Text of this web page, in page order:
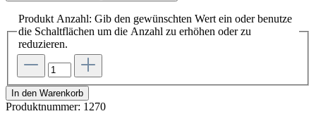
Produkt Anzahl: Gib den gewünschten Wert ein oder benutze
die Schaltflächen um die Anzahl zu erhöhen oder zu
reduzieren.
In den Warenkorb
Produktnummer: 1270